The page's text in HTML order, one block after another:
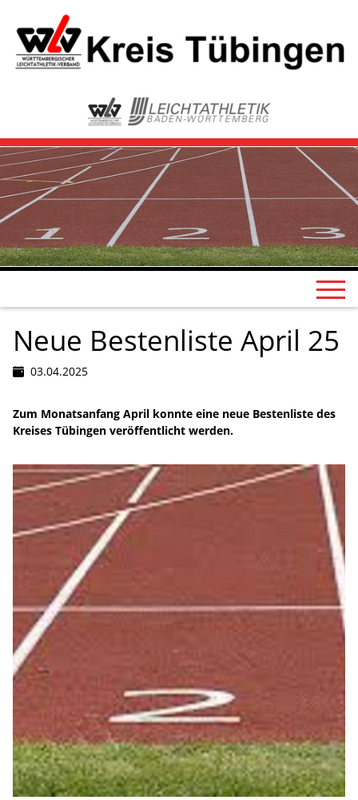
Neue Bestenliste April 25
03.04.2025
Zum Monatsanfang April konnte eine neue Bestenliste des
Kreises Tübingen veröffentlicht werden.